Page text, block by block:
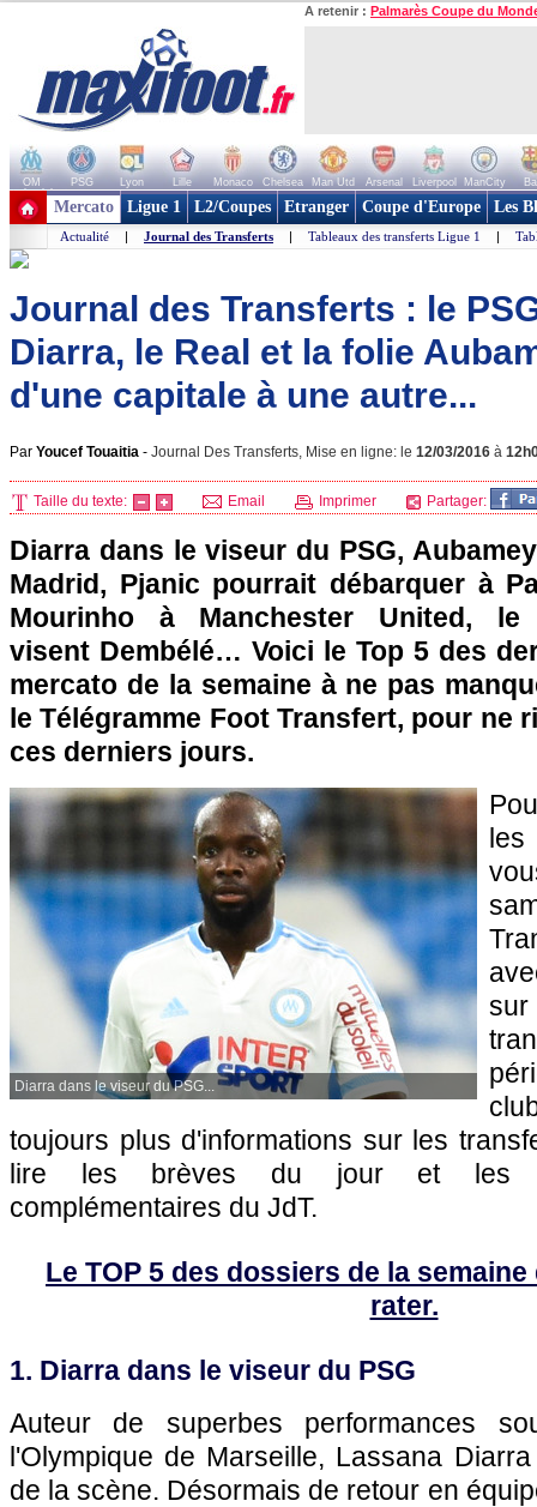
A retenir : Palmarès Coupe du
OM PSG Lyon Lille Monaco Chelsea Man Utd Arsenal Liverpool ManCity
+ de clubs
Mercato Ligue 1 L2/Coupes Etranger Coupe d'Europe Les
Actualité | Journal des Transferts | Tableaux des transferts Ligue 1 |
Journal des Transferts : le
Diarra, le Real et la folie
d'une capitale à une autre...
Par Youcef Touaitia - Journal Des Transferts, Mise en ligne: le 12/03/2016 à
Taille du texte: Email Imprimer Partager:
Diarra dans le viseur du PSG,
Madrid, Pjanic pourrait débarquer à
Mourinho à Manchester United,
visent Dembélé… Voici le Top 5 des
mercato de la semaine à ne pas
le Télégramme Foot Transfert, pour ne
ces derniers jours.
Diarra dans le viseur du PSG...
les
toujours plus d'informations sur les
lire les brèves du jour et les
complémentaires du JdT.
Le TOP 5 des dossiers de la
rater.
1. Diarra dans le viseur du PSG
Auteur de superbes performances
l'Olympique de Marseille, Lassana
de la scène. Désormais de retour en